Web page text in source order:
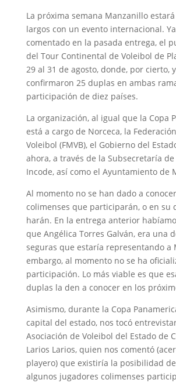
La próxima semana Manzanillo
largos con un evento internacional.
comentado en la pasada entrega, el
del Tour Continental de Voleibol de
29 al 31 de agosto, donde, por cierto,
confirmaron 25 duplas en ambas
participación de diez países.
La organización, al igual que la Copa
está a cargo de Norceca, la
Voleibol (FMVB), el Gobierno del
ahora, a través de la Subsecretaría
Incode, así como el Ayuntamiento de
Al momento no se han dado a
colimenses que participarán, o en su
harán. En la entrega anterior
que Angélica Torres Galván, era una
seguras que estaría representando a
embargo, al momento no se ha
participación. Lo más viable es que
duplas la den a conocer en los
Asimismo, durante la Copa
capital del estado, nos tocó
Asociación de Voleibol del Estado de
Larios Larios, quien nos comentó
playero) que existiría la posibilidad
algunos jugadores colimenses